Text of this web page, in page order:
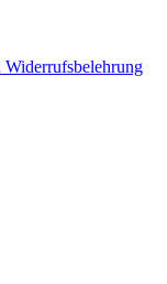
Widerrufsbelehrung